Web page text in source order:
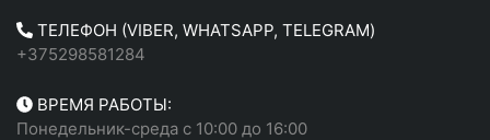
ТЕЛЕФОН (VIBER, WHATSAPP, TELEGRAM)
+375298581284
ВРЕМЯ РАБОТЫ:
Понедельник-среда с 10:00 до 16:00